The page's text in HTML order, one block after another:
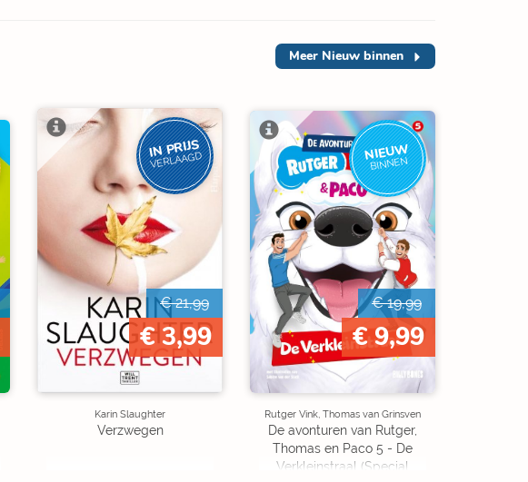
Meer Nieuw binnen
IN PRIJS
VERLAAGD
€ 21,99
€ 3,99
Karin Slaughter
Verzwegen
NIEUW
BINNEN
€ 19,99
€ 9,99
Rutger Vink, Thomas van Grinsven
De avonturen van Rutger,
Thomas en Paco 5 - De
Verkleinstraal (Special